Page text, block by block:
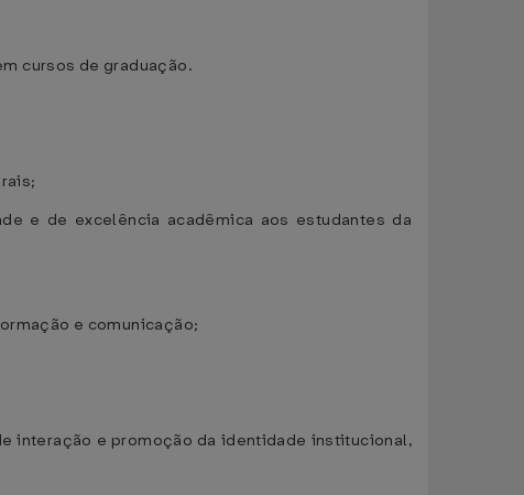
cursos de graduação.
e de excelência acadêmica aos estudantes da
e comunicação;
interação e promoção da identidade institucional,